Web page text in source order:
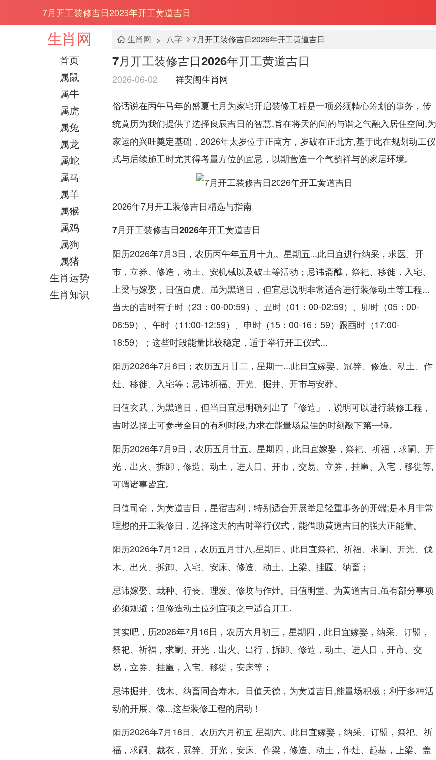
7月开工装修吉日2026年开工黄道吉日
生肖网
首页
属鼠
属牛
属虎
属兔
属龙
属蛇
属马
属羊
属猴
属鸡
属狗
属猪
生肖运势
生肖知识
生肖网 > 八字 7月开工装修吉日2026年开工黄道吉日
7月开工装修吉日2026年开工黄道吉日
2026-06-02 祥安阁生肖网
俗话说在丙午马年的盛夏七月为家宅开启装修工程是一项必须精心筹划的事务，传
统黄历为我们提供了选择良辰吉日的智慧,旨在将天的间的与谐之气融入居住空间,为
家运的兴旺奠定基础，2026年太岁位于正南方，岁破在正北方,基于此在规划动工仪
式与后续施工时尤其得考量方位的宜忌，以期营造一个气韵祥与的家居环境。
2026年7月开工装修吉日精选与指南
7月开工装修吉日2026年开工黄道吉日
阳历2026年7月3日，农历丙午年五月十九。星期五...此日宜进行纳采，求医、开
市，立券、修造，动土、安机械以及破土等活动；忌讳斋醮，祭祀、移徙，入宅、
上梁与嫁娶，日值白虎、虽为黑道日，但宜忌说明非常适合进行装修动土等工程...
当天的吉时有子时（23：00-00:59）、丑时（01：00-02:59）、卯时（05：00-
06:59）、午时（11:00-12:59）、申时（15：00-16：59）跟酉时（17:00-
18:59）；这些时段能量比较稳定，适于举行开工仪式...
阳历2026年7月6日；农历五月廿二，星期一...此日宜嫁娶、冠笄、修造、动土、作
灶、移徙、入宅等；忌讳祈福、开光、掘井、开市与安葬。
日值玄武，为黑道日，但当日宜忌明确列出了「修造」，说明可以进行装修工程，
吉时选择上可参考全日的有利时段,力求在能量场最佳的时刻敲下第一锤。
阳历2026年7月9日，农历五月廿五。星期四，此日宜嫁娶，祭祀、祈福，求嗣、开
光，出火、拆卸，修造、动土，进人口、开市，交易、立券，挂匾、入宅，移徙等,
可谓诸事皆宜。
日值司命，为黄道吉日，星宿吉利，特别适合开展举足轻重事务的开端;是本月非常
理想的开工装修日，选择这天的吉时举行仪式，能借助黄道吉日的强大正能量。
阳历2026年7月12日，农历五月廿八,星期日。此日宜祭祀、祈福、求嗣、开光、伐
木、出火、拆卸、入宅、安床、修造、动土、上梁、挂匾、纳畜；
忌讳嫁娶、栽种、行丧、理发、修坟与作灶。日值明堂、为黄道吉日,虽有部分事项
必须规避；但修造动土位列宜项之中适合开工.
其实吧，历2026年7月16日，农历六月初三，星期四，此日宜嫁娶，纳采、订盟，
祭祀、祈福，求嗣、开光，出火、出行，拆卸、修造，动土、进人口，开市、交
易，立券、挂匾，入宅、移徙，安床等；
忌讳掘井、伐木、纳畜同合寿木。日值天德，为黄道吉日,能量场积极；利于多种活
动的开展、像...这些装修工程的启动！
阳历2026年7月18日、农历六月初五 星期六。此日宜嫁娶，纳采、订盟，祭祀、祈
福，求嗣、裁衣，冠笄、开光，安床、作梁，修造、动土，作灶、起基，上梁、盖